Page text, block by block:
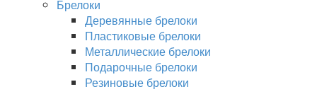
Брелоки
Деревянные брелоки
Пластиковые брелоки
Металлические брелоки
Подарочные брелоки
Резиновые брелоки